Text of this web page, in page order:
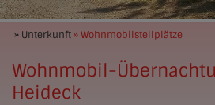
» Unterkunft» Wohnmobilstellplätze
Wohnmobil-
Heideck